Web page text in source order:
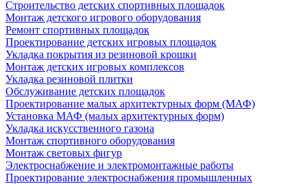
Строительство детских спортивных площадок
Монтаж детского игрового оборудования
Ремонт спортивных площадок
Проектирование детских игровых площадок
Укладка покрытия из резиновой крошки
Монтаж детских игровых комплексов
Укладка резиновой плитки
Обслуживание детских площадок
Проектирование малых архитектурных форм (МАФ)
Установка МАФ (малых архитектурных форм)
Укладка искусственного газона
Монтаж спортивного оборудования
Монтаж световых фигур
Электроснабжение и электромонтажные работы
Проектирование электроснабжения промышленных